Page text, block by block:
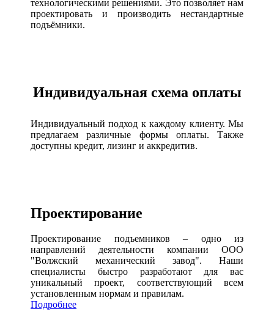
технологическими решениями. Это позволяет нам
проектировать и производить нестандартные
подъёмники.
Индивидуальная схема оплаты
Индивидуальный подход к каждому клиенту. Мы
предлагаем различные формы оплаты. Также
доступны кредит, лизинг и аккредитив.
Проектирование
Проектирование подъемников – одно из
направлений деятельности компании ООО
"Волжский механический завод". Наши
специалисты быстро разработают для вас
уникальный проект, соответствующий всем
установленным нормам и правилам.
Подробнее